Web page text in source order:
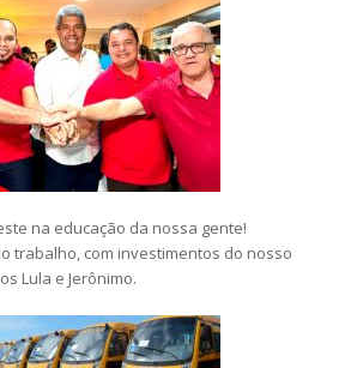
na educação da nossa gente!
trabalho, com investimentos do nosso
Lula e Jerônimo.